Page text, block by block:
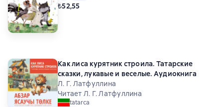
₺52,55
Как лиса курятник строила. Татарские
сказки, лукавые и веселые. Аудиокнига
Л. Г. Латфуллина
Читает Л. Г. Латфуллина
tatarca